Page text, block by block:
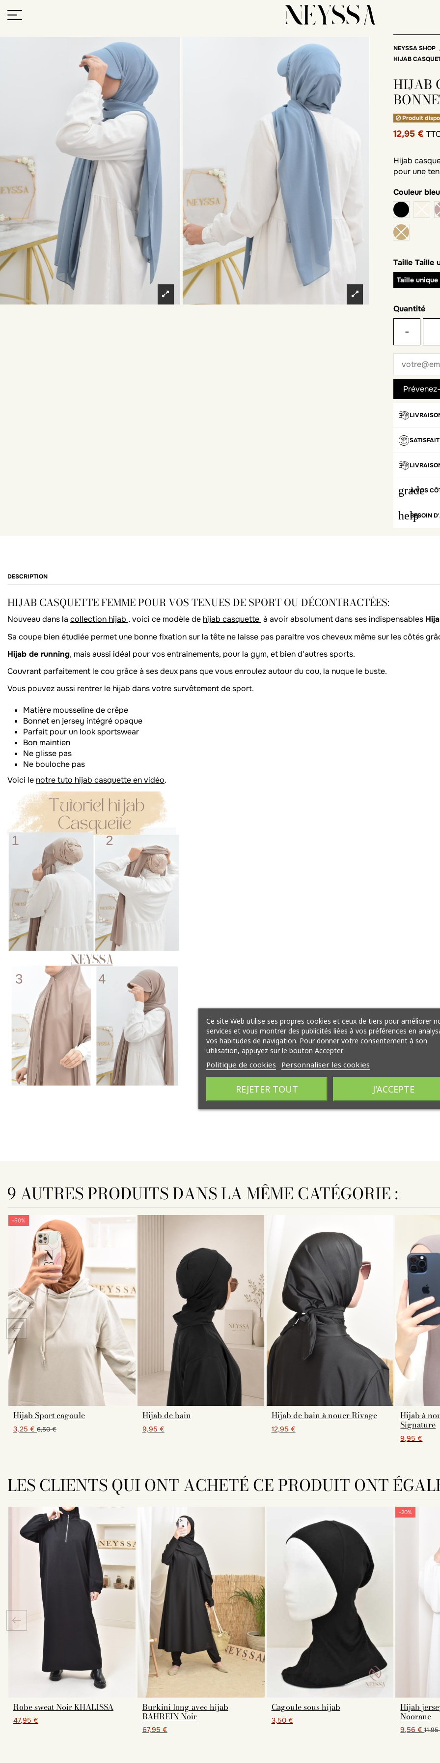
NEYSSA SHOP
HIJAB
HIJAB
Produit
12,95 €
Hijab
pour une
Couleur
noir
TailleTaille
Taille unique
Quantité
-
grade
À VOS
helpBESOIN
DESCRIPTION
HIJAB CASQUETTE FEMME POUR VOS TENUES DE SPORT OU DÉCONTRACTÉES:
Nouveau dans la collection hijab , voici ce modèle de hijab casquette à avoir absolument dans ses indispensables
Sa coupe bien étudiée permet une bonne fixation sur la tête ne laisse pas paraitre vos cheveux même sur les côtés
Hijab de running, mais aussi idéal pour vos entrainements, pour la gym, et bien d'autres sports.
Couvrant parfaitement le cou grâce à ses deux pans que vous enroulez autour du cou, la nuque le buste.
Vous pouvez aussi rentrer le hijab dans votre survêtement de sport.
Matière mousseline de crêpe
Bonnet en jersey intégré opaque
Parfait pour un look sportswear
Bon maintien
Ne glisse pas
Ne bouloche pas
Voici le notre tuto hijab casquette en vidéo.
9 AUTRES PRODUITS DANS LA MÊME CATÉGORIE :
-50%
Hijab Sport cagoule
3,25 € 6,50 €
Hijab de bain
9,95 €
Hijab de bain à nouer Rivage
12,95 €
Hijab à
Signature
9,95 €
LES CLIENTS QUI ONT ACHETÉ CE PRODUIT ONT
Robe sweat Noir KHALISSA
47,95 €
Burkini long avec hijab
BAHREIN Noir
67,95 €
Cagoule sous hijab
3,50 €
-20%
Hijab
Noorane
9,56 €
Ce site Web utilise ses propres cookies et ceux de tiers pour améliorer
services et vous montrer des publicités liées à vos préférences en
vos habitudes de navigation. Pour donner votre consentement à son
utilisation, appuyez sur le bouton Accepter.
Politique de cookies Personnaliser les cookies
REJETER TOUT J'ACCEPTE